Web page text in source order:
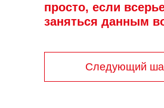
просто, если
заняться данным
Следующий